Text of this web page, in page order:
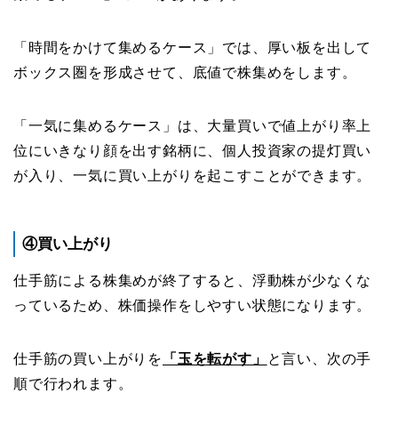
「時間をかけて集めるケース」では、厚い板を出して
ボックス圏を形成させて、底値で株集めをします。
「一気に集めるケース」は、大量買いで値上がり率上
位にいきなり顔を出す銘柄に、個人投資家の提灯買い
が入り、一気に買い上がりを起こすことができます。
④買い上がり
仕手筋による株集めが終了すると、浮動株が少なくな
っているため、株価操作をしやすい状態になります。
仕手筋の買い上がりを 「玉を転がす」
と言い、次の手
順で行われます。